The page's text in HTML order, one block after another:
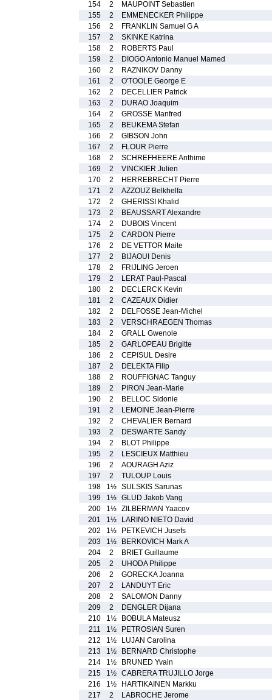
154 2
MAUPOINT Sebastien
155
2
EMMENECKER Philippe
156
2
FRANKLIN Samuel G A
157
2
SKINKE Katrina
158
2
ROBERTS Paul
159
2
DIOGO Antonio Manuel Mamed
160
2
RAZNIKOV Danny
161
2
O'TOOLE George E
162
2
DECELLIER Patrick
163
2
DURAO Joaquim
164
2
GROSSE Manfred
165
2
BEUKEMA Stefan
166
2
GIBSON John
167
2
FLOUR Pierre
168
2
SCHREFHEERE Anthime
169
2
VINCKIER Julien
170
2
HERREBRECHT Pierre
171
2
AZZOUZ Belkhelfa
172
2
GHERISSI Khalid
173
2
BEAUSSART Alexandre
174
2
DUBOIS Vincent
175
2
CARDON Pierre
176
2
DE VETTOR Maite
177
2
BIJAOUI Denis
178
2
FRIJLING Jeroen
179
2
LERAT Paul-Pascal
180
2
DECLERCK Kevin
181
2
CAZEAUX Didier
182
2
DELFOSSE Jean-Michel
183
2
VERSCHRAEGEN Thomas
184
2
GRALL Gwenole
185
2
GARLOPEAU Brigitte
186
2
CEPISUL Desire
187
2
DELEKTA Filip
188
2
ROUFFIGNAC Tanguy
189
2
PIRON Jean-Marie
190
2
BELLOC Sidonie
191
2
LEMOINE Jean-Pierre
192
2
CHEVALIER Bernard
193
2
DESWARTE Sandy
194
2
BLOT Philippe
195
2
LESCIEUX Matthieu
196
2
AOURAGH Aziz
197
2
TULOUP Louis
198
1½
SULSKIS Sarunas
199
1½
GLUD Jakob Vang
200
1½
ZILBERMAN Yaacov
201
1½
LARINO NIETO David
202
1½
PETKEVICH Jusefs
203
1½
BERKOVICH Mark A
204
2
BRIET Guillaume
205
2
UHODA Philippe
206
2
GORECKA Joanna
207
2
LANDUYT Eric
208
2
SALOMON Danny
209
2
DENGLER Dijana
210
1½
BOBULA Mateusz
211
1½
PETROSIAN Suren
212
1½
LUJAN Carolina
213
1½
BERNARD Christophe
214
1½
BRUNED Yvain
215
1½
CABRERA TRUJILLO Jorge
216
1½
HARTIKAINEN Markku
217
2
LABROCHE Jerome